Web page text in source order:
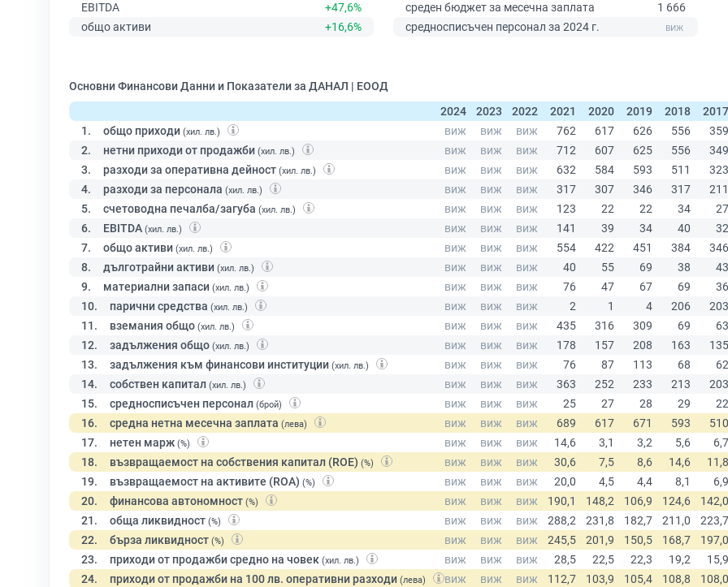
EBITDA
+47,6%
общо активи
+16,6%
среден бюджет за месечна заплата
1 666
средносписъчен персонал за 2024 г.
Основни Финансови Данни и Показатели за ДАНАЛ | ЕООД
2024
2023 2022 2021 2020 2019 2018
2017
1.
общо приходи (хил. лв.)
2. нетни приходи от продажби (хил. лв.)
3. разходи за оперативна дейност (хил. лв.)
4. разходи за персонала (хил. лв.)
5. счетоводна печалба/загуба (хил. лв.)
6. EBITDA (хил. лв.)
7. общо активи (хил. лв.)
8. дълготрайни активи (хил. лв.)
9. материални запаси (хил. лв.)
10. парични средства (хил. лв.)
11. вземания общо (хил. лв.)
12. задължения общо (хил. лв.)
13. задължения към финансови институции (хил. лв.)
14. собствен капитал (хил. лв.)
15. средносписъчен персонал (брой)
16. средна нетна месечна заплата (лева)
17. нетен марж (%)
18. възвращаемост на собствения капитал (ROE) (%)
19. възвращаемост на активите (ROA) (%)
20. финансова автономност (%)
21. обща ликвидност (%)
22. бърза ликвидност (%)
23. приходи от продажби средно на човек (хил. лв.)
24. приходи от продажби на 100 лв. оперативни разходи (лева)